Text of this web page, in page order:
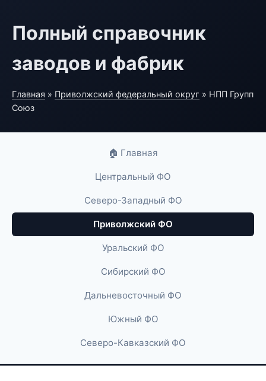
Полный справочник
заводов и фабрик
Главная » Приволжский федеральный округ » НПП Групп
Союз
🏠 Главная
Центральный ФО
Северо-Западный ФО
Приволжский ФО
Уральский ФО
Сибирский ФО
Дальневосточный ФО
Южный ФО
Северо-Кавказский ФО